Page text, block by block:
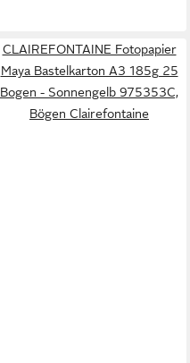
CLAIREFONTAINE Fotopapier
Maya Bastelkarton A3 185g 25
Bogen - Sonnengelb 975353C,
Bögen Clairefontaine